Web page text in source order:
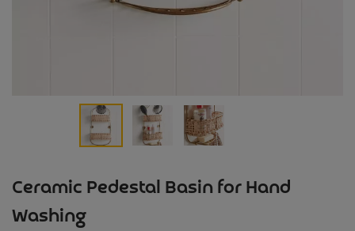
Ceramic Pedestal Basin for Hand
Washing